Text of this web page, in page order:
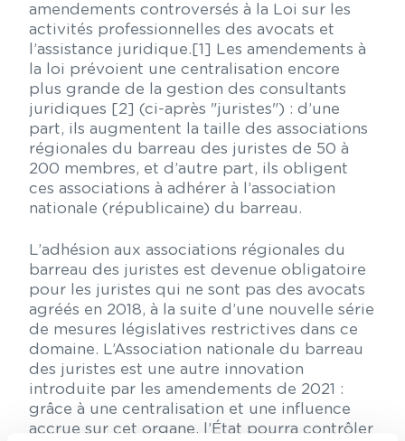
amendements controversés à la Loi sur les
activités professionnelles des avocats et
l’assistance juridique.[1] Les amendements à
la loi prévoient une centralisation encore
plus grande de la gestion des consultants
juridiques [2] (ci-après "juristes") : d’une
part, ils augmentent la taille des associations
régionales du barreau des juristes de 50 à
200 membres, et d’autre part, ils obligent
ces associations à adhérer à l’association
nationale (républicaine) du barreau.
L’adhésion aux associations régionales du
barreau des juristes est devenue obligatoire
pour les juristes qui ne sont pas des avocats
agréés en 2018, à la suite d’une nouvelle série
de mesures législatives restrictives dans ce
domaine. L’Association nationale du barreau
des juristes est une autre innovation
introduite par les amendements de 2021 :
grâce à une centralisation et une influence
accrue sur cet organe, l’État pourra contrôler